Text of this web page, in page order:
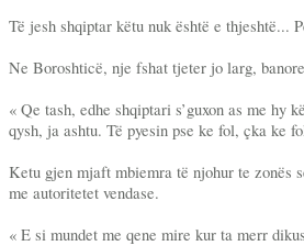
Të jesh shqiptar këtu nuk është e thjeshtë...
Ne Boroshticë, nje fshat tjeter jo larg,
« Qe tash, edhe shqiptari s’guxon as me
qysh, ja ashtu. Të pyesin pse ke fol, çka ke
Ketu gjen mjaft mbiemra të njohur te zonës
me autoritetet vendase.
« E si mundet me qene mire kur ta merr